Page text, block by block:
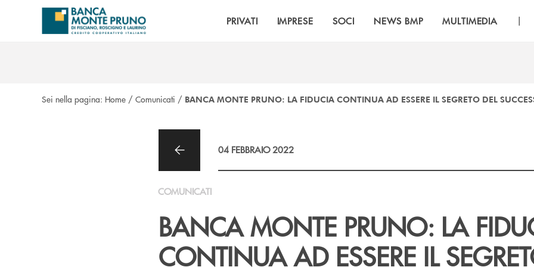
Salta al contenuto principale
PRIVATI IMPRESE SOCI NEWS BMP MULTIMEDIA |
Sei nella pagina: Home / Comunicati / BANCA MONTE PRUNO: LA FIDUCIA CONTINUA AD ESSERE IL SEGRETO DEL
04 FEBBRAIO 2022
COMUNICATI
BANCA MONTE PRUNO: LA
CONTINUA AD ESSERE IL